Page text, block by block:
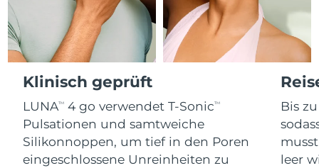
Klinisch geprüft
LUNATM 4 go verwendet T-SonicTM
Pulsationen und samtweiche
Silikonnoppen, um tief in den Poren
eingeschlossene Unreinheiten zu
Bis
leer
For healthy hair
18% PAP
Kosmetik Männer
Kaufe alles
Isle of Man Erwartete Lieferung 8/12/26
Israel Erwartete Lieferung8/14/26
Japan Erwartete Lieferung 8/13/26
Jersey Erwartete Lieferung 8/15/26